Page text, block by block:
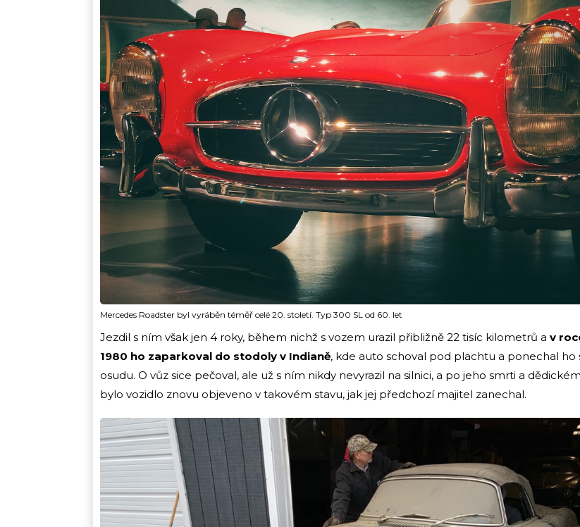
Mercedes Roadster byl vyráběn téměř celé 20. století. Typ 300 SL od 60. let
Jezdil s ním však jen 4 roky, během nichž s vozem urazil přibližně 22 tisíc kilometrů a v
1980 ho zaparkoval do stodoly v Indianě, kde auto schoval pod plachtu a ponechal ho
osudu. O vůz sice pečoval, ale už s ním nikdy nevyrazil na silnici, a po jeho smrti a
bylo vozidlo znovu objeveno v takovém stavu, jak jej předchozí majitel zanechal.